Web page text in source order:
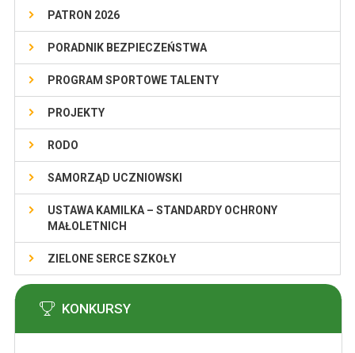
PATRON 2026
PORADNIK BEZPIECZEŃSTWA
PROGRAM SPORTOWE TALENTY
PROJEKTY
RODO
SAMORZĄD UCZNIOWSKI
USTAWA KAMILKA – STANDARDY OCHRONY
MAŁOLETNICH
ZIELONE SERCE SZKOŁY
KONKURSY